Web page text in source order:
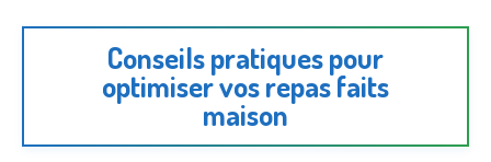
Conseils pratiques pour
optimiser vos repas faits
maison